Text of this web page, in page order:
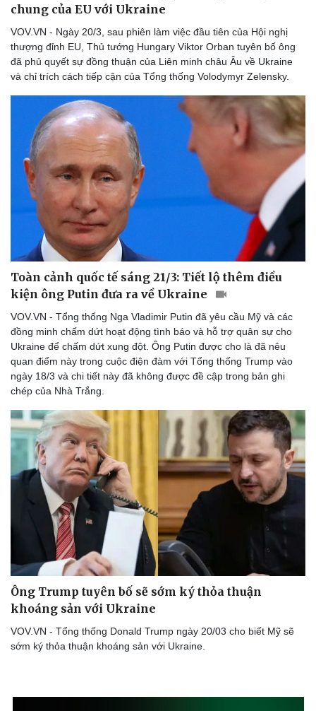
chung của EU với Ukraine
VOV.VN - Ngày 20/3, sau phiên làm việc đầu tiên của Hội nghị
thượng đỉnh EU, Thủ tướng Hungary Viktor Orban tuyên bố ông
đã phủ quyết sự đồng thuận của Liên minh châu Âu về Ukraine
và chỉ trích cách tiếp cận của Tổng thống Volodymyr Zelensky.
Toàn cảnh quốc tế sáng 21/3: Tiết lộ thêm điều
kiện ông Putin đưa ra về Ukraine
VOV.VN - Tổng thống Nga Vladimir Putin đã yêu cầu Mỹ và các
đồng minh chấm dứt hoạt động tình báo và hỗ trợ quân sự cho
Ukraine để chấm dứt xung đột. Ông Putin được cho là đã nêu
quan điểm này trong cuộc điện đàm với Tổng thống Trump vào
ngày 18/3 và chi tiết này đã không được đề cập trong bản ghi
chép của Nhà Trắng.
Ông Trump tuyên bố sẽ sớm ký thỏa thuận
khoáng sản với Ukraine
VOV.VN - Tổng thống Donald Trump ngày 20/03 cho biết Mỹ sẽ
sớm ký thỏa thuận khoáng sản với Ukraine.